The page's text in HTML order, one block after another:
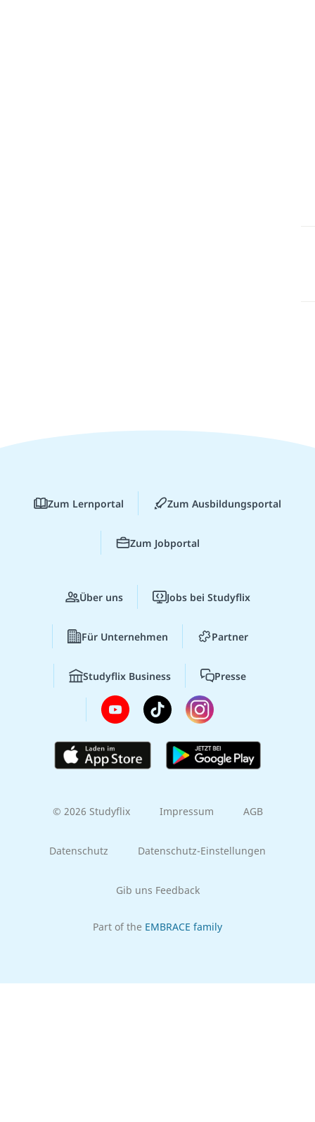
Zum Lernportal Zum Ausbildungsportal
Zum Jobportal
Über uns Jobs bei Studyflix
Für Unternehmen Partner
Studyflix Business Presse
© 2026 Studyflix Impressum AGB
Datenschutz Datenschutz-Einstellungen
Gib uns Feedback
Part of the EMBRACE family